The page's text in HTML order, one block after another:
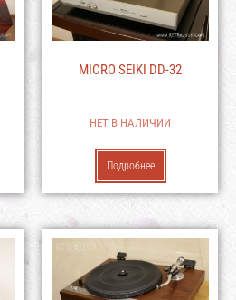
MICRO SEIKI DD-32
НЕТ В НАЛИЧИИ
Подробнее